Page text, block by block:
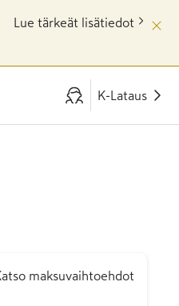
Lue tärkeät lisätiedot
K-Lataus
maksuvaihtoehdot